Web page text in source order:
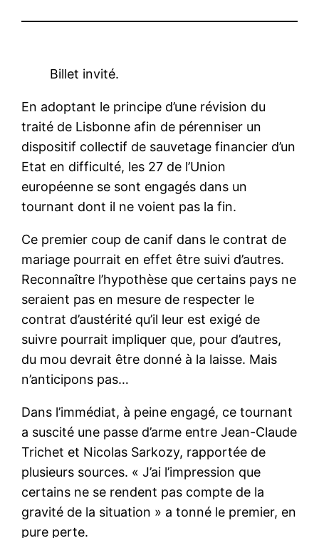
Billet invité.
En adoptant le principe d’une révision du
traité de Lisbonne afin de pérenniser un
dispositif collectif de sauvetage financier d’un
Etat en difficulté, les 27 de l’Union
européenne se sont engagés dans un
tournant dont il ne voient pas la fin.
Ce premier coup de canif dans le contrat de
mariage pourrait en effet être suivi d’autres.
Reconnaître l’hypothèse que certains pays ne
seraient pas en mesure de respecter le
contrat d’austérité qu’il leur est exigé de
suivre pourrait impliquer que, pour d’autres,
du mou devrait être donné à la laisse. Mais
n’anticipons pas…
Dans l’immédiat, à peine engagé, ce tournant
a suscité une passe d’arme entre Jean-Claude
Trichet et Nicolas Sarkozy, rapportée de
plusieurs sources. « J’ai l’impression que
certains ne se rendent pas compte de la
gravité de la situation » a tonné le premier, en
pure perte.